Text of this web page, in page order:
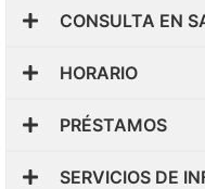
CONSULTA EN
HORARIO
PRÉSTAMOS
SERVICIOS DE